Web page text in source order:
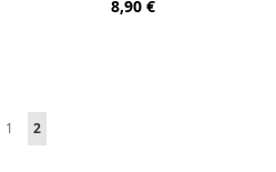
8,90 €
Pagina
Pagina
1
Attualmente
2